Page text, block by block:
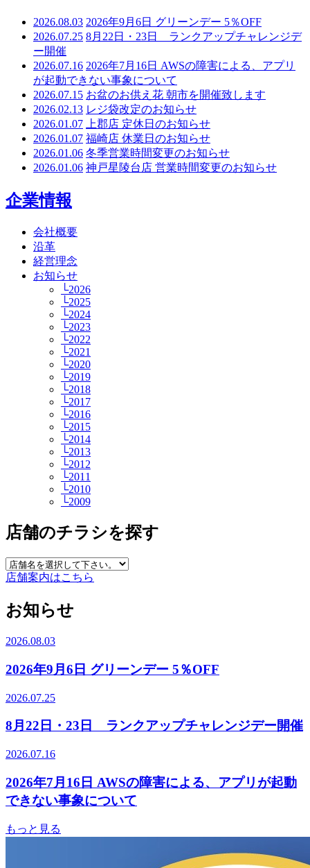
2026.08.03 2026年9月6日 グリーンデー 5％OFF
2026.07.25 8月22日・23日 ランクアップチャレンジデ
ー開催
2026.07.16 2026年7月16日 AWSの障害による、アプリ
が起動できない事象について
2026.07.15 お盆のお供え花 朝市を開催致します
2026.02.13 レジ袋改定のお知らせ
2026.01.07
上郡店 定休日のお知らせ
2026.01.07 福崎店 休業日のお知らせ
2026.01.06 冬季営業時間変更のお知らせ
2026.01.06 神戸星陵台店 営業時間変更のお知らせ
企業情報
会社概要
沿革
経営理念
お知らせ
└2026
└2025
└2024
└2023
└2022
└2021
└2020
└2019
└2018
└2017
└2016
└2015
└2014
└2013
└2012
└2011
└2010
└2009
店舗のチラシを探す
店舗案内はこちら
お知らせ
2026.08.03
2026年9月6日 グリーンデー 5％OFF
2026.07.25
8月22日・23日 ランクアップチャレンジデー開催
2026.07.16
2026年7月16日 AWSの障害による、アプリが起動
できない事象について
もっと見る